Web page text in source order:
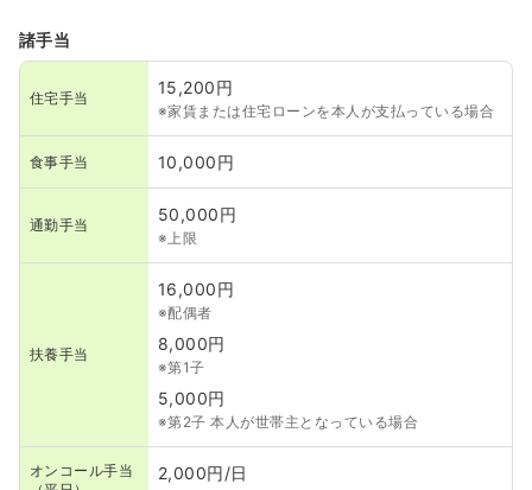
諸手当
住宅手当
15,200円
※家賃または住宅ローンを本人が支払っている場合
食事手当 10,000円
通勤手当
50,000円
※上限
扶養手当
16,000円
※配偶者
8,000円
※第1子
5,000円
※第2子 本人が世帯主となっている場合
オンコール手当
2,000円/日